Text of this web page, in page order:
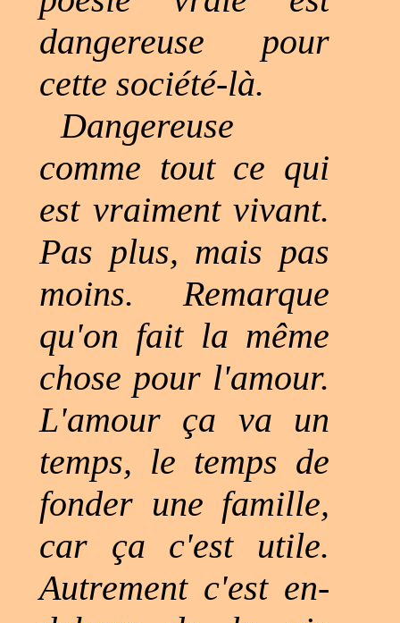
dangereuse pour
cette société-là.
Dangereuse
comme tout ce qui
est vraiment vivant.
Pas plus, mais pas
moins. Remarque
qu'on fait la même
chose pour l'amour.
L'amour ça va un
temps, le temps de
fonder une famille,
car ça c'est utile.
Autrement c'est en-